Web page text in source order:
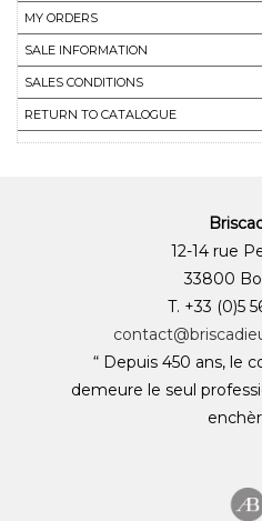
MY ORDERS
SALE INFORMATION
SALES CONDITIONS
RETURN TO CATALOGUE
12-14 rue
33800
T. +33 (0)5
“ Depuis 450 ans, le
demeure le seul